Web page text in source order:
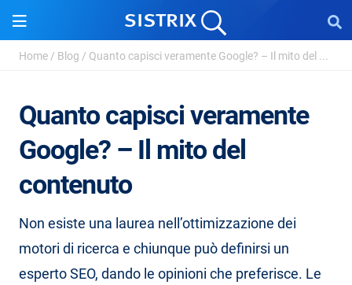
Home / Blog / Quanto capisci veramente Google? – Il mito del ...
Quanto capisci veramente
Google? – Il mito del
contenuto
Non esiste una laurea nell’ottimizzazione dei
motori di ricerca e chiunque può definirsi un
esperto SEO, dando le opinioni che preferisce. Le